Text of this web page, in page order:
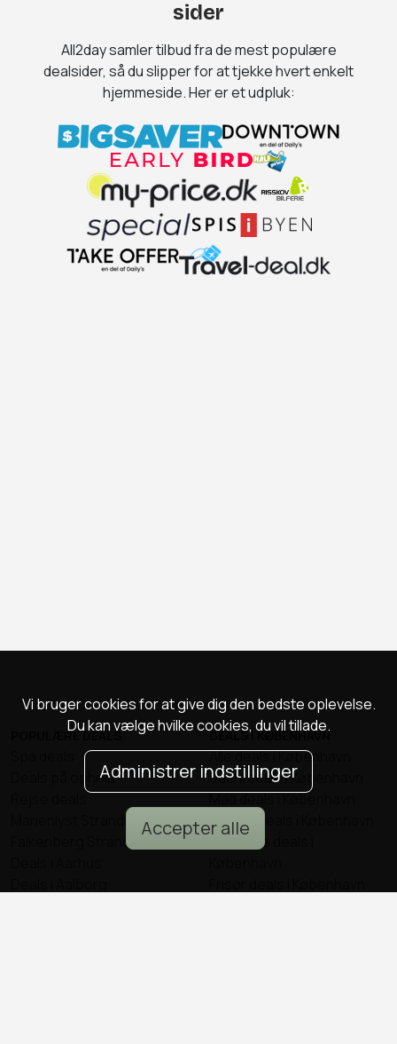
Vi bruger cookies for at give dig den bedste oplevelse.
Du kan vælge hvilke cookies, du vil tillade.
Administrer indstillinger
Accepter alle
sider
All2day samler tilbud fra de mest populære
dealsider, så du slipper for at tjekke hvert enkelt
hjemmeside. Her er et udpluk:
POPULÆRE DEALS
Deals på ophold
Marienlyst Strandhotel deal
Falkenberg Strandbad deal
DEALS I KØBENHAVN
Alle deals i København
Sushi deals i København
Mad deals i København
Brunch deals i København
Massage deals i